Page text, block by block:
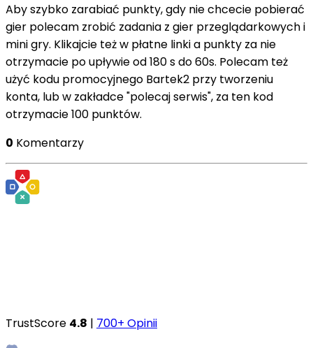
Aby szybko zarabiać punkty, gdy nie chcecie pobierać
gier polecam zrobić zadania z gier przeglądarkowych i
mini gry. Klikajcie też w płatne linki a punkty za nie
otrzymacie po upływie od 180 s do 60s. Polecam też
użyć kodu promocyjnego Bartek2 przy tworzeniu
konta, lub w zakładce "polecaj serwis", za ten kod
otrzymacie 100 punktów.
0 Komentarzy
TrustScore 4.8 | 700+ Opinii